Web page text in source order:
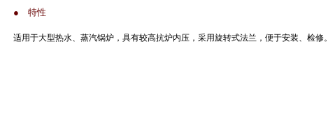
● 特性
适用于大型热水、蒸汽锅炉，具有较高抗炉内压，采用旋转式法兰，便于安装、检修。